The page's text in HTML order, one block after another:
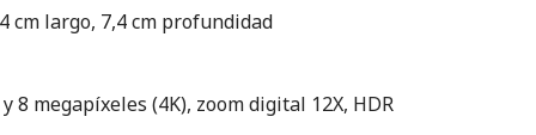
cm largo, 7,4 cm profundidad
8 megapíxeles (4K), zoom digital 12X, HDR